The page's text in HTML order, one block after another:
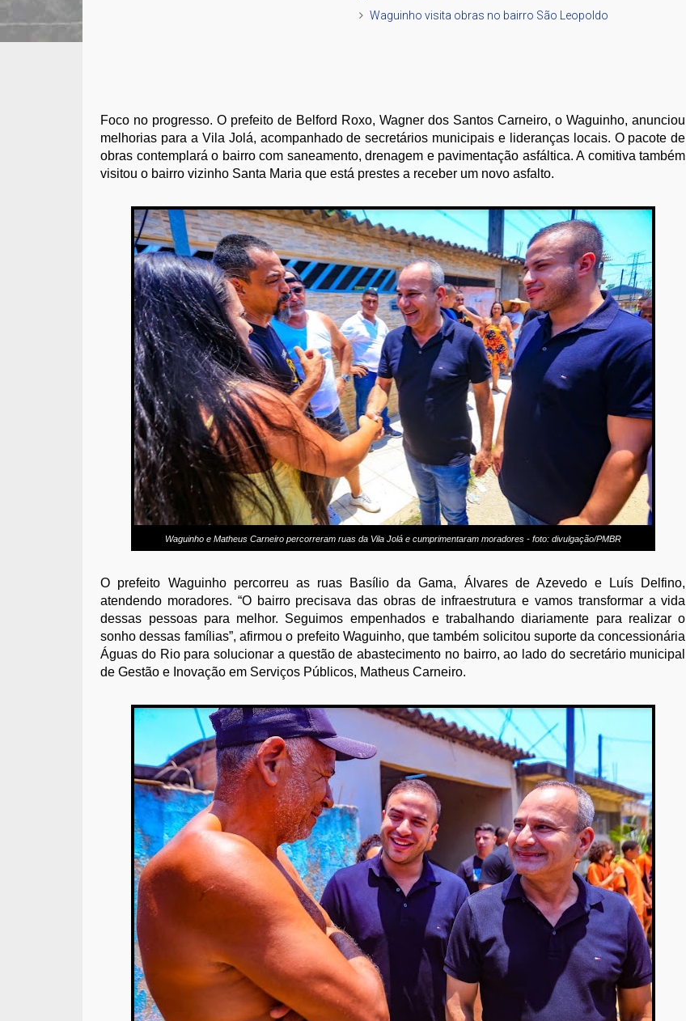
Waguinho visita obras no bairro São Leopoldo
Foco no progresso. O prefeito de Belford Roxo, Wagner dos Santos Carneiro, o Waguinho, anunciou
melhorias para a Vila Jolá, acompanhado de secretários municipais e lideranças locais. O pacote de
obras contemplará o bairro com saneamento, drenagem e pavimentação asfáltica. A comitiva também
visitou o bairro vizinho Santa Maria que está prestes a receber um novo asfalto.
Waguinho e Matheus Carneiro percorreram ruas da Vila Jolá e cumprimentaram moradores - foto: divulgação/PMBR
O prefeito Waguinho percorreu as ruas Basílio da Gama, Álvares de Azevedo e Luís Delfino,
atendendo moradores. “O bairro precisava das obras de infraestrutura e vamos transformar a vida
dessas pessoas para melhor. Seguimos empenhados e trabalhando diariamente para realizar o
sonho dessas famílias”, afirmou o prefeito Waguinho, que também solicitou suporte da concessionária
Águas do Rio para solucionar a questão de abastecimento no bairro, ao lado do secretário municipal
de Gestão e Inovação em Serviços Públicos, Matheus Carneiro.